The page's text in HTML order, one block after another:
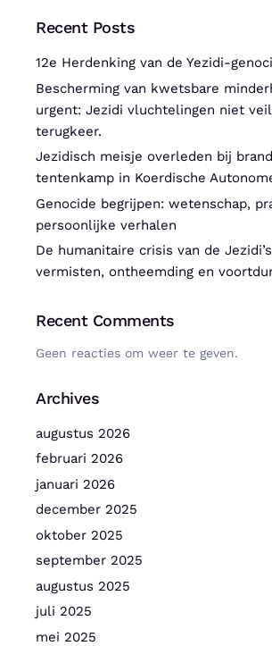
Recent Posts
12e Herdenking van de Yezidi-
Bescherming van kwetsbare
urgent: Jezidi vluchtelingen niet
terugkeer.
Jezidisch meisje overleden bij
tentenkamp in Koerdische
Genocide begrijpen: wetenschap,
persoonlijke verhalen
De humanitaire crisis van de
vermisten, ontheemding en
Recent Comments
Geen reacties om weer te geven.
Archives
augustus 2026
februari 2026
januari 2026
december 2025
oktober 2025
september 2025
augustus 2025
juli 2025
mei 2025